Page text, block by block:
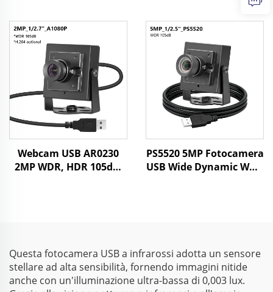
illuminazione WDR
Sensore CMOS da 2MP
Visione notturna
Starlight Mini
fotocamera
1/2,7" 1920x1080 30 FPS
Webcam mini per
riconoscimento
facciale, visione
artificiale
Webcam USB AR0230
2MP WDR, HDR 105dB,
PS5520 5MP Fotocamera
USB Wide Dynamic WDR
Questa fotocamera USB a infrarossi adotta un sensore
stellare ad alta sensibilità, fornendo immagini nitide
anche con un'illuminazione ultra-bassa di 0,003 lux.